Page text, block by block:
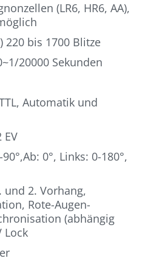
(LR6, HR6, AA),
220 bis 1700 Blitze
20000 Sekunden
Automatik und
0°, Links: 0-180°,
und 2. Vorhang,
Rote-Augen-
(abhängig
Lock